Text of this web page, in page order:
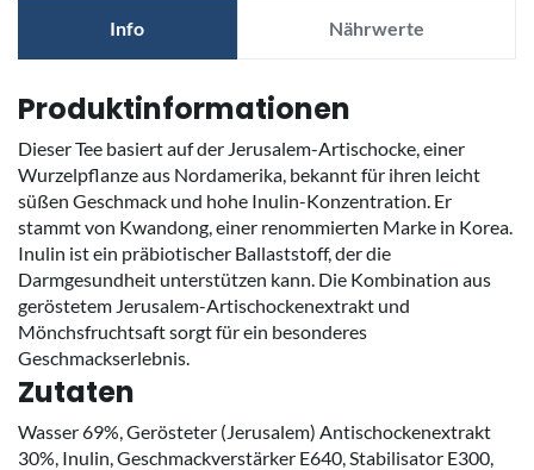
Info Nährwerte
Produktinformationen
Dieser Tee basiert auf der Jerusalem-Artischocke, einer
Wurzelpflanze aus Nordamerika, bekannt für ihren leicht
süßen Geschmack und hohe Inulin-Konzentration. Er
stammt von Kwandong, einer renommierten Marke in Korea.
Inulin ist ein präbiotischer Ballaststoff, der die
Darmgesundheit unterstützen kann. Die Kombination aus
geröstetem Jerusalem-Artischockenextrakt und
Mönchsfruchtsaft sorgt für ein besonderes
Geschmackserlebnis.
Zutaten
Wasser 69%, Gerösteter (Jerusalem) Antischockenextrakt
30%, Inulin, Geschmackverstärker E640, Stabilisator E300,